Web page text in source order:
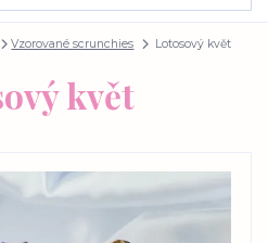
Vzorované scrunchies Lotosový květ
květ